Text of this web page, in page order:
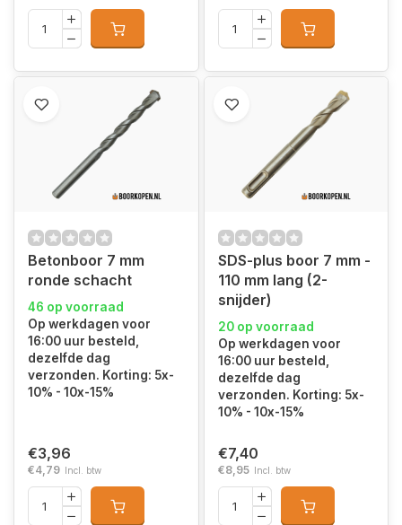
Betonboor 7 mm
ronde schacht
46 op voorraad
Op werkdagen voor
16:00 uur besteld,
dezelfde dag
verzonden. Korting: 5x-
10% - 10x-15%
€3,96
€4,79 Incl. btw
SDS-plus boor 7 mm -
110 mm lang (2-
snijder)
20 op voorraad
Op werkdagen voor
16:00 uur besteld,
dezelfde dag
verzonden. Korting: 5x-
10% - 10x-15%
€7,40
€8,95 Incl. btw